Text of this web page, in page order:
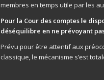
membres en temps utile par les
Pour la Cour des comptes le
déséquilibre en ne prévoyant
Prévu pour être attentif aux
classique, le mécanisme s’est